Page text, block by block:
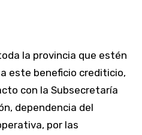
la provincia que estén
este beneficio crediticio,
con la Subsecretaría
dependencia del
por las